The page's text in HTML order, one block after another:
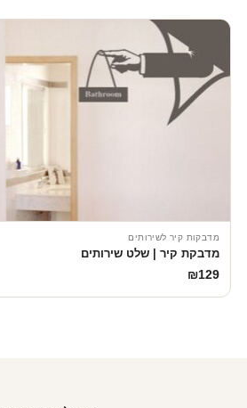
מדבקות קיר לשירותים
מדבקת קיר | שלט שירותים
₪129